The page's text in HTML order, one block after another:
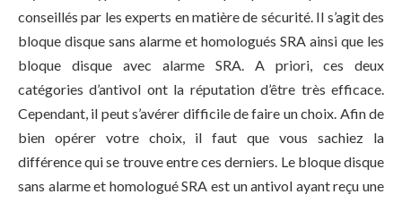
conseillés par les experts en matière de sécurité. Il s’agit des
bloque disque sans alarme et homologués SRA ainsi que les
bloque disque avec alarme SRA. A priori, ces deux
catégories d’antivol ont la réputation d’être très efficace.
Cependant, il peut s’avérer difficile de faire un choix. Afin de
bien opérer votre choix, il faut que vous sachiez la
différence qui se trouve entre ces derniers. Le bloque disque
sans alarme et homologué SRA est un antivol ayant reçu une